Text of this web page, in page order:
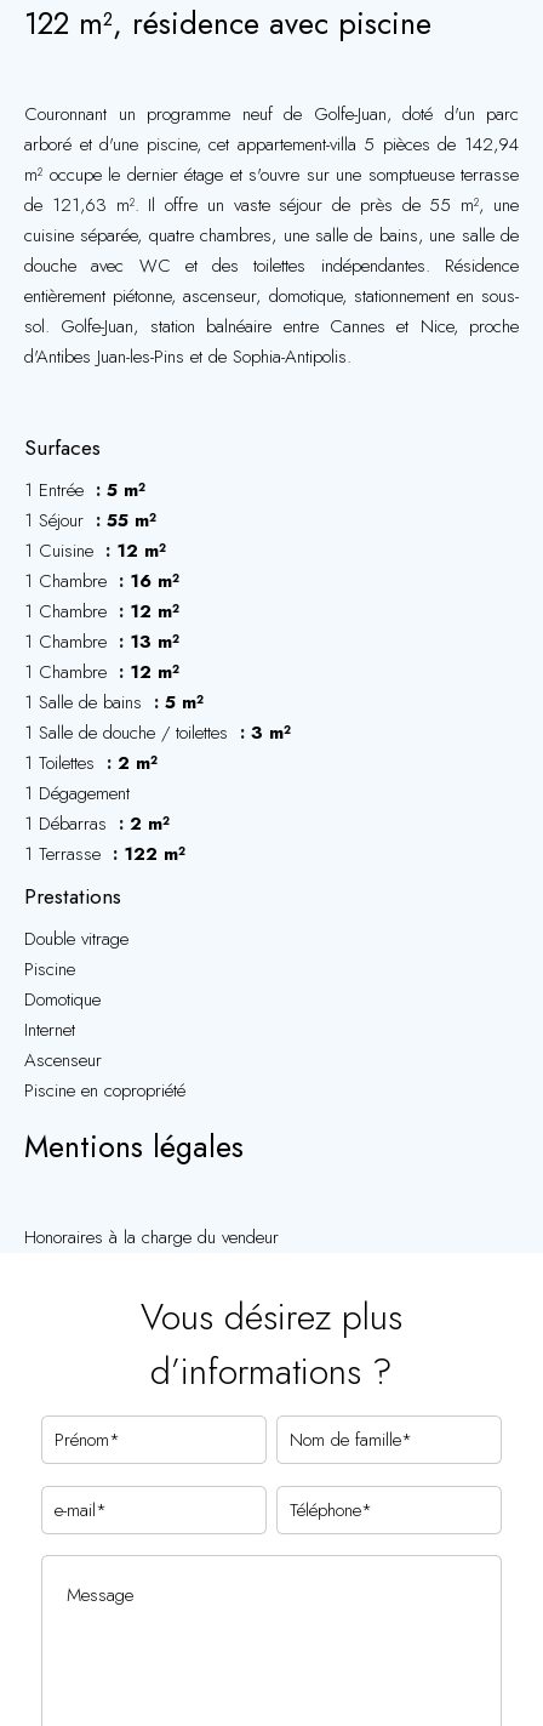
122 m², résidence avec piscine
Couronnant un programme neuf de Golfe-Juan, doté d'un parc
arboré et d'une piscine, cet appartement-villa 5 pièces de 142,94
m² occupe le dernier étage et s'ouvre sur une somptueuse terrasse
de 121,63 m². Il offre un vaste séjour de près de 55 m², une
cuisine séparée, quatre chambres, une salle de bains, une salle de
douche avec WC et des toilettes indépendantes. Résidence
entièrement piétonne, ascenseur, domotique, stationnement en sous-
sol. Golfe-Juan, station balnéaire entre Cannes et Nice, proche
d'Antibes Juan-les-Pins et de Sophia-Antipolis.
Surfaces
1 Entrée
5 m²
1 Séjour
55 m²
1 Cuisine
12 m²
1 Chambre
16 m²
1 Chambre
12 m²
1 Chambre
13 m²
1 Chambre
12 m²
1 Salle de bains
5 m²
1 Salle de douche / toilettes
3 m²
1 Toilettes
2 m²
1 Dégagement
1 Débarras
2 m²
1 Terrasse
122 m²
Prestations
Double vitrage
Piscine
Domotique
Internet
Ascenseur
Piscine en copropriété
Mentions légales
Honoraires à la charge du vendeur
Vous désirez plus
d’informations ?